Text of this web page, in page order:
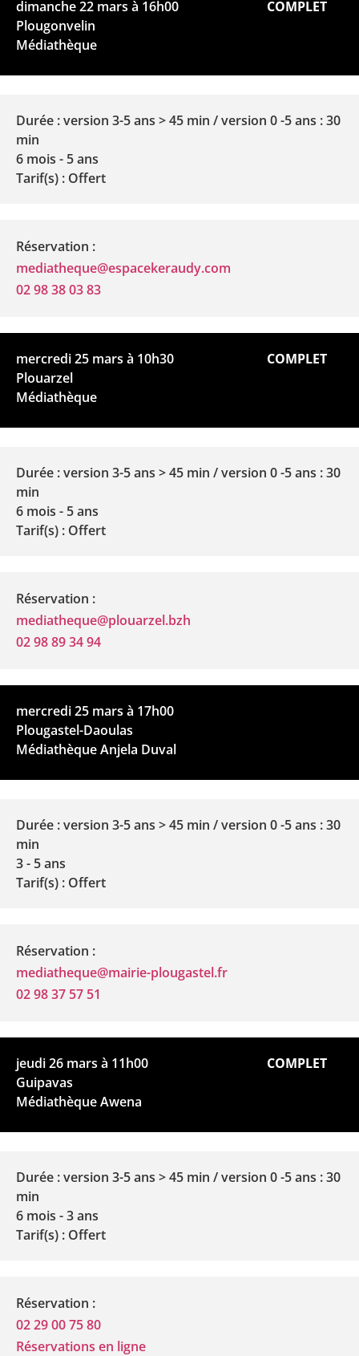
dimanche 22 mars à 16h00
COMPLET
Plougonvelin
Médiathèque
Durée : version 3-5 ans > 45 min / version 0 -5 ans : 30
min
6 mois - 5 ans
Tarif(s) : Offert
Réservation :
mediatheque@espacekeraudy.com
02 98 38 03 83
mercredi 25 mars à 10h30
COMPLET
Plouarzel
Médiathèque
Durée : version 3-5 ans > 45 min / version 0 -5 ans : 30
min
6 mois - 5 ans
Tarif(s) : Offert
Réservation :
mediatheque@plouarzel.bzh
02 98 89 34 94
mercredi 25 mars à 17h00
Plougastel-Daoulas
Médiathèque Anjela Duval
Durée : version 3-5 ans > 45 min / version 0 -5 ans : 30
min
3 - 5 ans
Tarif(s) : Offert
Réservation :
mediatheque@mairie-plougastel.fr
02 98 37 57 51
jeudi 26 mars à 11h00
COMPLET
Guipavas
Médiathèque Awena
Durée : version 3-5 ans > 45 min / version 0 -5 ans : 30
min
6 mois - 3 ans
Tarif(s) : Offert
Réservation :
02 29 00 75 80
Réservations en ligne